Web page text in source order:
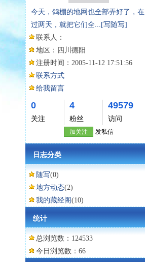
今天，鸽棚的地网也全部弄好了，在
过两天，就把它们全... [写随写]
联系人：
地区： 四川德阳
注册时间： 2005-11-12 17:51:56
联系方式
给我留言
0
关注
4
粉丝
49579
访问
加关注 发私信
日志分类
随写(0)
地方动态(2)
我的藏经阁(10)
统计
总浏览数：124533
今日浏览数：66